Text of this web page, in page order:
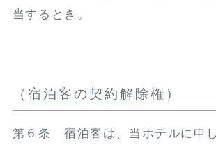
当するとき。
（宿泊客の契約解除権）
第６条 宿泊客は、当ホテルに申